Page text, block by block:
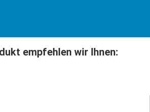
empfehlen wir Ihnen: